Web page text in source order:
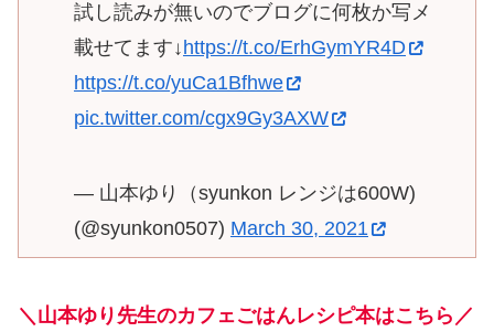
試し読みが無いのでブログに何枚か写メ
載せてます↓ https://t.co/ErhGymYR4D
https://t.co/yuCa1Bfhwe
pic.twitter.com/cgx9Gy3AXW
— 山本ゆり（syunkon レンジは600W)
(@syunkon0507) March 30, 2021
＼山本ゆり先生のカフェごはんレシピ本はこちら／